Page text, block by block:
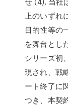
上のいずれ
目的性等の
を舞台とし
シリーズ初
現され、戦
ート終了に
つき、本契